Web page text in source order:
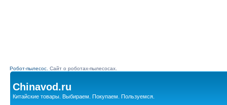
Робот-пылесос. Сайт о роботах-пылесосах.
Chinavod.ru
Китайские товары. Выбираем. Покупаем. Пользуемся.